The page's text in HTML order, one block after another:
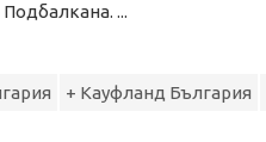
...
+ Кауфланд България